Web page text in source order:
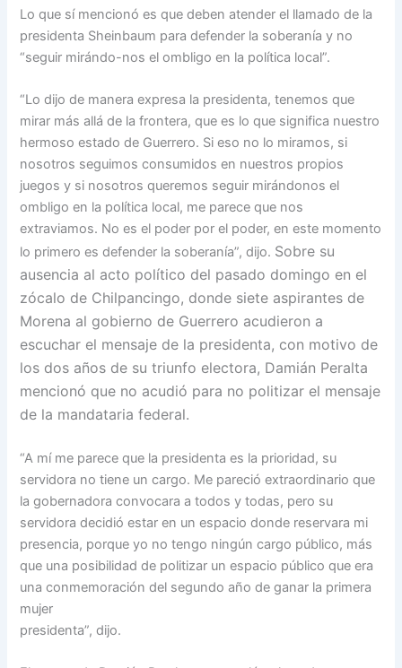
Lo que sí mencionó es que deben atender el llamado de la
presidenta Sheinbaum para defender la soberanía y no
“seguir mirándo-nos el ombligo en la política local”.
“Lo dijo de manera expresa la presidenta, tenemos que
mirar más allá de la frontera, que es lo que significa nuestro
hermoso estado de Guerrero. Si eso no lo miramos, si
nosotros seguimos consumidos en nuestros propios
juegos y si nosotros queremos seguir mirándonos el
ombligo en la política local, me parece que nos
extraviamos. No es el poder por el poder, en este momento
lo primero es defender la soberanía”, dijo. Sobre su
ausencia al acto político del pasado domingo en el
zócalo de Chilpancingo, donde siete aspirantes de
Morena al gobierno de Guerrero acudieron a
escuchar el mensaje de la presidenta, con motivo de
los dos años de su triunfo electora, Damián Peralta
mencionó que no acudió para no politizar el mensaje
de la mandataria federal.
“A mí me parece que la presidenta es la prioridad, su
servidora no tiene un cargo. Me pareció extraordinario que
la gobernadora convocara a todos y todas, pero su
servidora decidió estar en un espacio donde reservara mi
presencia, porque yo no tengo ningún cargo público, más
que una posibilidad de politizar un espacio público que era
una conmemoración del segundo año de ganar la primera
mujer
presidenta”, dijo.